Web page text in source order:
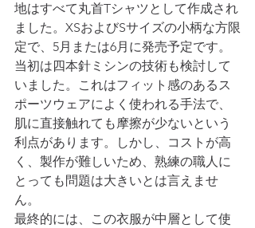
地はすべて丸首Tシャツとして作成され
ました。XSおよびSサイズの小柄な方限
定で、5月または6月に発売予定です。
当初は四本針ミシンの技術も検討して
いました。これはフィット感のあるス
ポーツウェアによく使われる手法で、
肌に直接触れても摩擦が少ないという
利点があります。しかし、コストが高
く、製作が難しいため、熟練の職人に
とっても問題は大きいとは言えませ
ん。
最終的には、この衣服が中層として使